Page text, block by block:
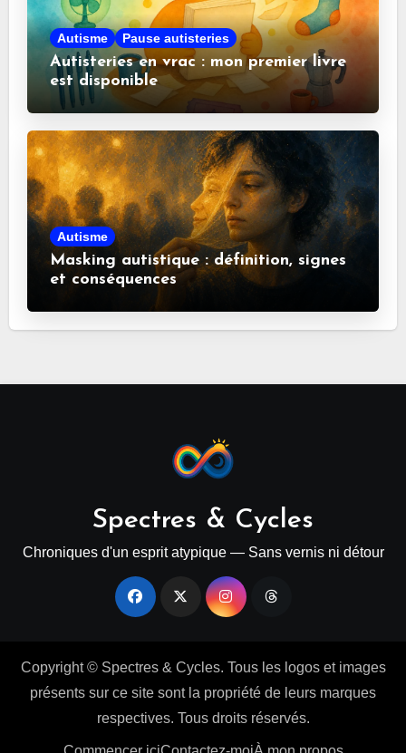
Autisme Pause autisteries
Autisteries en vrac : mon premier livre
est disponible
Autisme
Masking autistique : définition, signes
et conséquences
Spectres & Cycles
Chroniques d'un esprit atypique — Sans vernis ni détour
Copyright © Spectres & Cycles. Tous les logos et images
présents sur ce site sont la propriété de leurs marques
respectives. Tous droits réservés.